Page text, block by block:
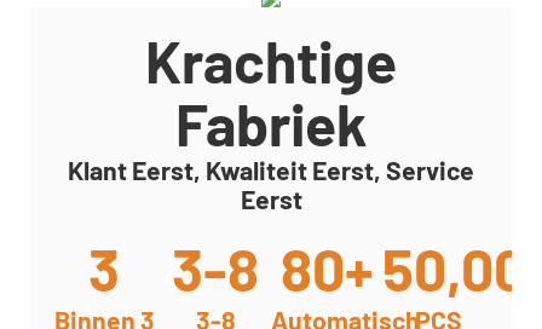
Krachtige
Fabriek
Klant Eerst, Kwaliteit Eerst, Service
Eerst
3
Binnen 3
3-8
3-8
80+
AutomatischPCS